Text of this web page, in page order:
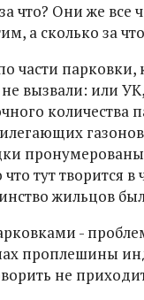
что? Они же
а сколько за
части парковки,
вызвали: или
количества
тут творится
жильцов
-
проплешины
не